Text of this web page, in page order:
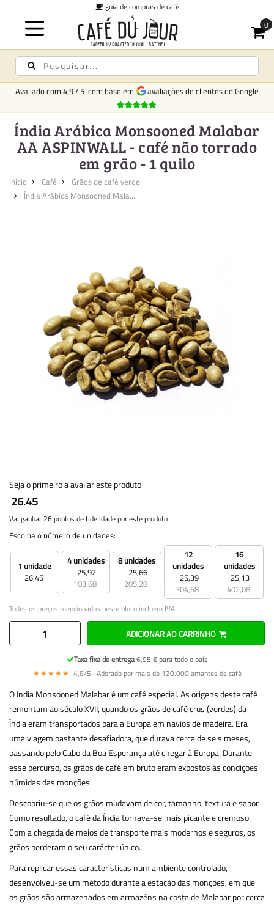
Avaliado com 4,9/5 com base em avaliações de clientes do Google
Índia Arábica Monsooned Malabar
AA ASPINWALL - café não torrado
em grão - 1 quilo
Início Café
Grãos de café verde
Índia Arábica Monsooned Mala...
Seja o primeiro a avaliar este produto
26.45
Vai ganhar 26 pontos de fidelidade por este produto
Escolha o número de unidades:
1 unidade
26,45
4 unidades
25,92
103,68
8 unidades
25,66
205,28
12
unidades
25,39
304,68
16
unidades
25,13
402,08
Todos os preços mencionados neste bloco incluem IVA.
ADICIONAR AO CARRINHO
Taxa fixa de entrega6,95 € para todo o país
★★★★★ 4,8/5 · Adorado por mais de 120.000 amantes de café
O IndiaMonsoonedMalabar é um café especial. As origens deste café
remontam ao século XVII, quando os grãos de café crus (verdes) da
Índia eram transportados para a Europa em navios de madeira. Era
uma viagem bastante desafiadora, que durava cerca de seis meses,
passando pelo Cabo da Boa Esperança até chegar à Europa. Durante
esse percurso, os grãos de café em bruto eram expostos às condições
húmidas das monções.
Descobriu-se que os grãos mudavam de cor, tamanho, textura e sabor.
Como resultado, o café da Índia tornava-se mais picante e cremoso.
Com a chegada de meios de transporte mais modernos e seguros, os
grãos perderam o seu carácter único.
Para replicar essas características num ambiente controlado,
desenvolveu-se um método durante a estação das monções, em que
os grãos são armazenados em armazéns na costa de Malabar por cerca